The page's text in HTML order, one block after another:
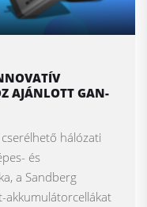
AJÁNLOTT GAN-
hálózati
és
a Sandberg
akkumulátorcellákat